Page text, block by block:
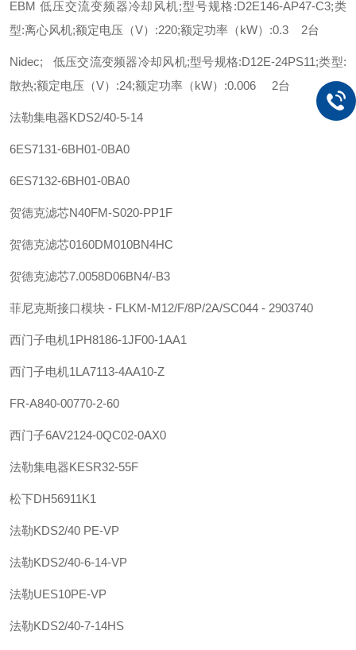
EBM 低压交流变频器冷却风机;型号规格:D2E146-AP47-C3;类
型:离心风机;额定电压（V）:220;额定功率（kW）:0.3 2台
Nidec; 低压交流变频器冷却风机;型号规格:D12E-24PS11;类型:
散热;额定电压（V）:24;额定功率（kW）:0.006 2台
法勒集电器KDS2/40-5-14
6ES7131-6BH01-0BA0
6ES7132-6BH01-0BA0
贺德克滤芯N40FM-S020-PP1F
贺德克滤芯0160DM010BN4HC
贺德克滤芯7.0058D06BN4/-B3
菲尼克斯接口模块 - FLKM-M12/F/8P/2A/SC044 - 2903740
西门子电机1PH8186-1JF00-1AA1
西门子电机1LA7113-4AA10-Z
FR-A840-00770-2-60
西门子6AV2124-0QC02-0AX0
法勒集电器KESR32-55F
松下DH56911K1
法勒KDS2/40 PE-VP
法勒KDS2/40-6-14-VP
法勒UES10PE-VP
法勒KDS2/40-7-14HS